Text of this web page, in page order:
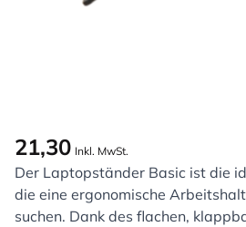
21,30 Inkl. MwSt.
Der Laptopständer Basic ist die
die eine ergonomische
suchen. Dank des flachen,